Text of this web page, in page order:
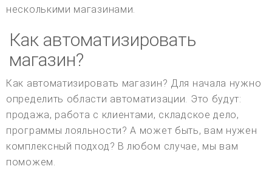
несколькими магазинами.
Как автоматизировать
магазин?
Как автоматизировать магазин? Для начала нужно
определить области автоматизации. Это будут:
продажа, работа с клиентами, складское дело,
программы лояльности? А может быть, вам нужен
комплексный подход? В любом случае, мы вам
поможем.